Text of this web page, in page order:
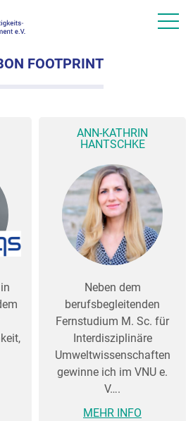
FOOTPRINT
ANN-KATHRIN
HANTSCHKE
Neben dem
berufsbegleitenden
Fernstudium M. Sc. für
Interdisziplinäre
Umweltwissenschaften
gewinne ich im VNU e.
V….
MEHR INFO